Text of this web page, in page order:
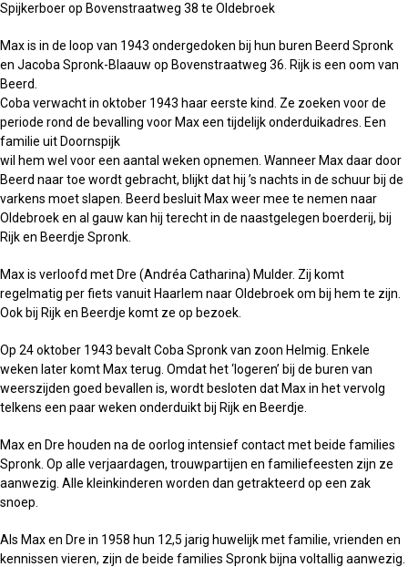
Spijkerboer op Bovenstraatweg 38 te Oldebroek
Max is in de loop van 1943 ondergedoken bij hun buren Beerd Spronk
en Jacoba Spronk-Blaauw op Bovenstraatweg 36. Rijk is een oom van
Beerd.
Coba verwacht in oktober 1943 haar eerste kind. Ze zoeken voor de
periode rond de bevalling voor Max een tijdelijk onderduikadres. Een
familie uit Doornspijk
wil hem wel voor een aantal weken opnemen. Wanneer Max daar door
Beerd naar toe wordt gebracht, blijkt dat hij ’s nachts in de schuur bij de
varkens moet slapen. Beerd besluit Max weer mee te nemen naar
Oldebroek en al gauw kan hij terecht in de naastgelegen boerderij, bij
Rijk en Beerdje Spronk.
Max is verloofd met Dre (Andréa Catharina) Mulder. Zij komt
regelmatig per fiets vanuit Haarlem naar Oldebroek om bij hem te zijn.
Ook bij Rijk en Beerdje komt ze op bezoek.
Op 24 oktober 1943 bevalt Coba Spronk van zoon Helmig. Enkele
weken later komt Max terug. Omdat het ‘logeren’ bij de buren van
weerszijden goed bevallen is, wordt besloten dat Max in het vervolg
telkens een paar weken onderduikt bij Rijk en Beerdje.
Max en Dre houden na de oorlog intensief contact met beide families
Spronk. Op alle verjaardagen, trouwpartijen en familiefeesten zijn ze
aanwezig. Alle kleinkinderen worden dan getrakteerd op een zak
snoep.
Als Max en Dre in 1958 hun 12,5 jarig huwelijk met familie, vrienden en
kennissen vieren, zijn de beide families Spronk bijna voltallig aanwezig.